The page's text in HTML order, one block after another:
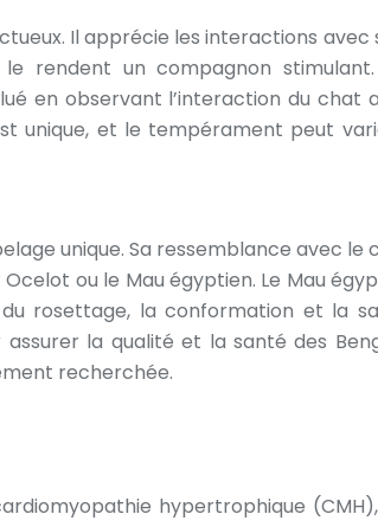
Il apprécie les interactions
rendent un compagnon
en observant l’interaction du
unique, et le tempérament peut
unique. Sa ressemblance avec
ou le Mau égyptien. Le Mau
rosettage, la conformation et la
la qualité et la santé des
recherchée.
hypertrophique